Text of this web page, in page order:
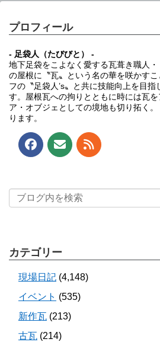
プロフィール
- 足袋人（たびびと） -
地下足袋をこよなく愛する瓦葺き職人
の屋根に〝瓦〟という名の華を咲かす
フの〝足袋人’s〟と共に技能向上を目指
す。屋根瓦への拘りとともに時には瓦
ア・オブジェとしての境地も切り拓く
ります。
カテゴリー
現場日記 (4,148)
イベント (535)
新作瓦 (213)
古瓦 (214)